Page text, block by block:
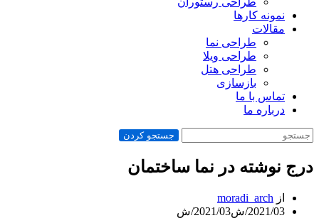
نمونه کارها
مقالات
طراحی نما
طراحی ویلا
طراحی هتل
بازسازی
تماس با ما
درباره ما
جستجو کردن
درج نوشته در نما ساختمان
از moradi_arch
2021/03/ش
2021/03/ش